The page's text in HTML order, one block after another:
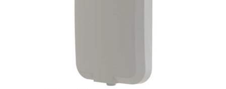
Industrielle Netzwerktechnik / Kommunikation
Industrielle Computer
Wi-Fi - WLAN - Wireless
RMA / Rücksendung / Support